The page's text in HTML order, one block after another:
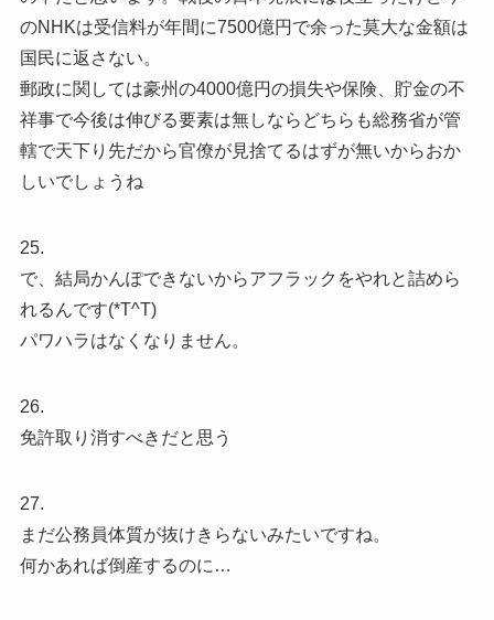
のNHKは受信料が年間に7500億円で余った莫大な金額は
国民に返さない。
郵政に関しては豪州の4000億円の損失や保険、貯金の不
祥事で今後は伸びる要素は無しならどちらも総務省が管
轄で天下り先だから官僚が見捨てるはずが無いからおか
しいでしょうね
25.
で、結局かんぽできないからアフラックをやれと詰めら
れるんです(*T^T)
パワハラはなくなりません。
26.
免許取り消すべきだと思う
27.
まだ公務員体質が抜けきらないみたいですね。
何かあれば倒産するのに…